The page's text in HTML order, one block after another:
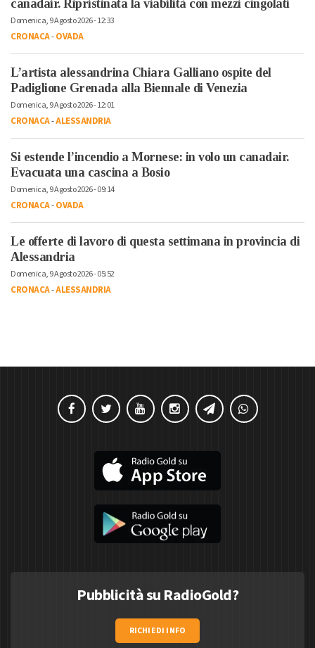
canadair. Ripristinata la viabilità con mezzi cingolati
Domenica, 9 Agosto 2026 - 12:33
CRONACA-OVADA
L’artista alessandrina Chiara Galliano ospite del
Padiglione Grenada alla Biennale di Venezia
Domenica, 9 Agosto 2026 - 12:01
CRONACA-ALESSANDRIA
Si estende l’incendio a Mornese: in volo un canadair.
Evacuata una cascina a Bosio
Domenica, 9 Agosto 2026 - 09:14
CRONACA-OVADA
Le offerte di lavoro di questa settimana in provincia di
Alessandria
Domenica, 9 Agosto 2026 - 05:52
CRONACA-ALESSANDRIA
Pubblicità su RadioGold?
RICHIEDI INFO